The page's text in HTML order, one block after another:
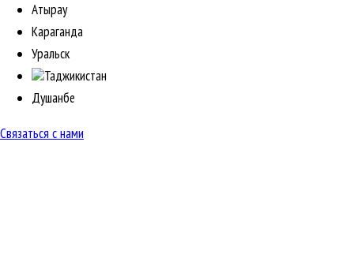
Атырау
Караганда
Уральск
Таджикистан
Душанбе
Связаться с нами